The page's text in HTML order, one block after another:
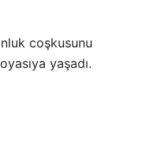
coşkusunu
yaşadı.